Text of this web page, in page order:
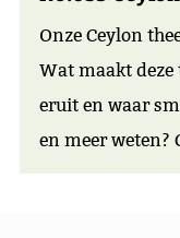
Onze Ceylon
Wat maakt deze
eruit en waar
en meer weten?